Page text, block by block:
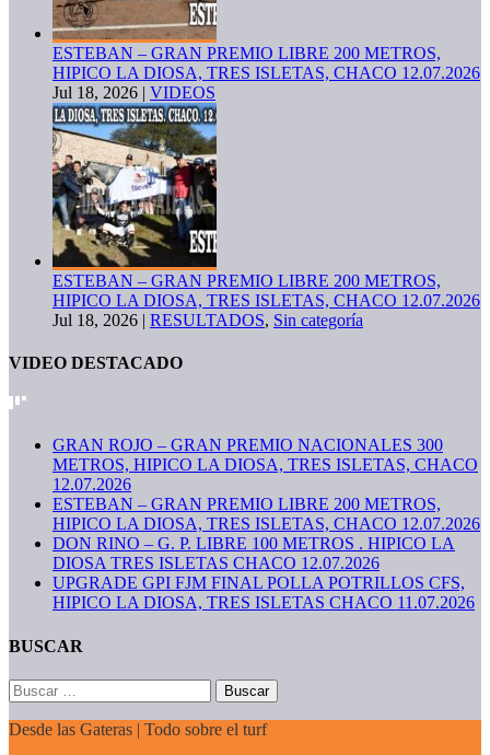
ESTEBAN – GRAN PREMIO LIBRE 200 METROS,
HIPICO LA DIOSA, TRES ISLETAS, CHACO 12.07.2026
Jul 18, 2026 | VIDEOS
ESTEBAN – GRAN PREMIO LIBRE 200 METROS,
HIPICO LA DIOSA, TRES ISLETAS, CHACO 12.07.2026
Jul 18, 2026 | RESULTADOS, Sin categoría
VIDEO DESTACADO
GRAN ROJO – GRAN PREMIO NACIONALES 300
METROS, HIPICO LA DIOSA, TRES ISLETAS, CHACO
12.07.2026
ESTEBAN – GRAN PREMIO LIBRE 200 METROS,
HIPICO LA DIOSA, TRES ISLETAS, CHACO 12.07.2026
DON RINO – G. P. LIBRE 100 METROS . HIPICO LA
DIOSA TRES ISLETAS CHACO 12.07.2026
UPGRADE GPI FJM FINAL POLLA POTRILLOS CFS,
HIPICO LA DIOSA, TRES ISLETAS CHACO 11.07.2026
BUSCAR
Buscar:
Desde las Gateras | Todo sobre el turf